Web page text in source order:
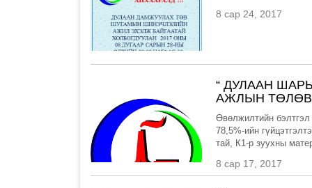
8 сар 24, 2017
“ ДУЛААН
АЖЛЫН
Өвөлжилтийн
78,5%-ийн
тай, К1-р зуухны
8 сар 17, 2017